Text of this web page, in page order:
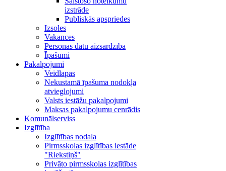
izstrāde
Publiskās apspriedes
Izsoles
Vakances
Personas datu aizsardzība
Īpašumi
Pakalpojumi
Veidlapas
Nekustamā īpašuma nodokļa
atvieglojumi
Valsts iestāžu pakalpojumi
Maksas pakalpojumu cenrādis
Komunālserviss
Izglītība
Izglītības nodaļa
Pirmsskolas izglītības iestāde
"Riekstiņš"
Privāto pirmsskolas izglītības